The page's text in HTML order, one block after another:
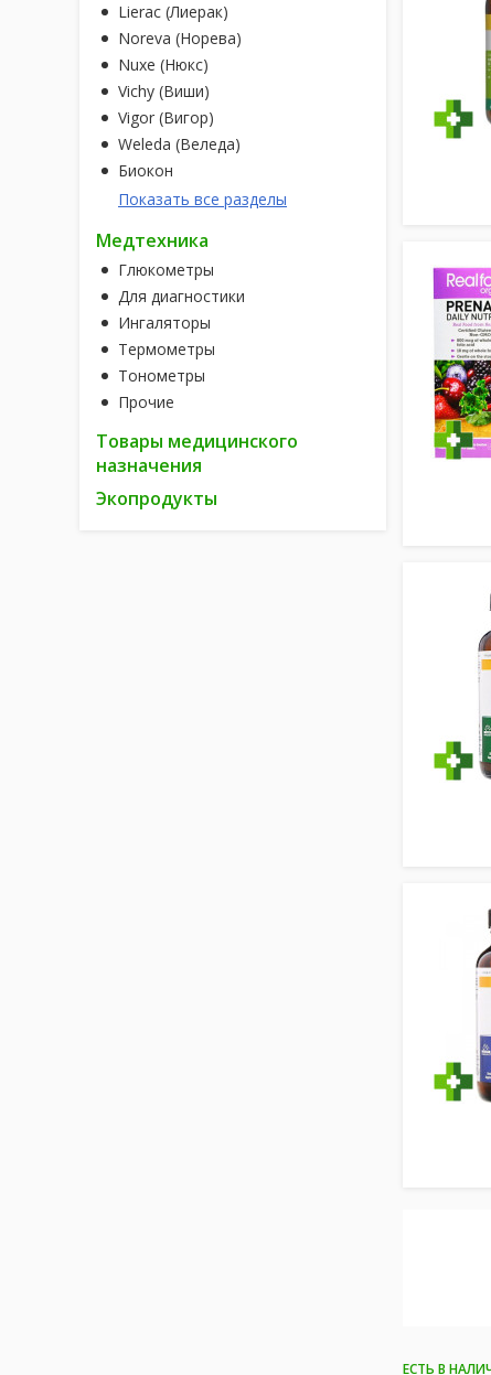
Lierac (Лиерак)
Noreva (Норева)
Nuxe (Нюкс)
Vichy (Виши)
Vigor (Вигор)
Weleda (Веледа)
Биокон
Показать все разделы
Медтехника
Глюкометры
Для диагностики
Ингаляторы
Термометры
Тонометры
Прочие
Товары медицинского
назначения
Экопродукты
ЕСТЬ В